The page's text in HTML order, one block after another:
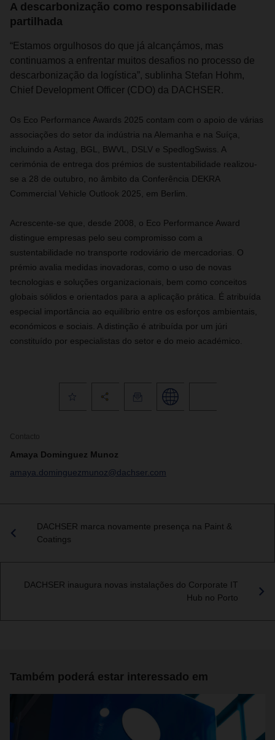
A descarbonização como responsabilidade
partilhada
“Estamos orgulhosos do que já alcançámos, mas
continuamos a enfrentar muitos desafios no processo de
descarbonização da logística”, sublinha Stefan Hohm,
Chief Development Officer (CDO) da DACHSER.
Os Eco Performance Awards 2025 contam com o apoio de várias
associações do setor da indústria na Alemanha e na Suíça,
incluindo a Astag, BGL, BWVL, DSLV e SpedlogSwiss. A
cerimónia de entrega dos prémios de sustentabilidade realizou-
se a 28 de outubro, no âmbito da Conferência DEKRA
Commercial Vehicle Outlook 2025, em Berlim.
Acrescente-se que, desde 2008, o Eco Performance Award
distingue empresas pelo seu compromisso com a
sustentabilidade no transporte rodoviário de mercadorias. O
prémio avalia medidas inovadoras, como o uso de novas
tecnologias e soluções organizacionais, bem como conceitos
globais sólidos e orientados para a aplicação prática. É atribuída
especial importância ao equilíbrio entre os esforços ambientais,
económicos e sociais. A distinção é atribuída por um júri
constituído por especialistas do setor e do meio académico.
Contacto
Amaya Dominguez Munoz
amaya.dominguezmunoz@dachser.com
DACHSER marca novamente presença na Paint &
Coatings
DACHSER inaugura novas instalações do Corporate IT
Hub no Porto
Também poderá estar interessado em